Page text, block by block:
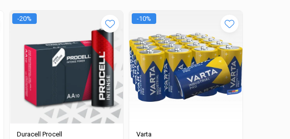
-20%
Duracell Procell
-10%
Varta